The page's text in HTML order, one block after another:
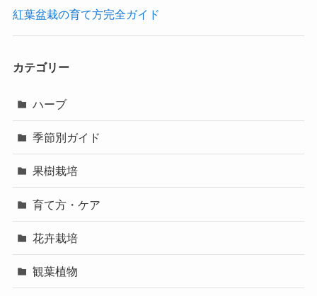
紅葉盆栽の育て方完全ガイド
カテゴリー
ハーブ
季節別ガイド
果樹栽培
育て方・ケア
花卉栽培
観葉植物